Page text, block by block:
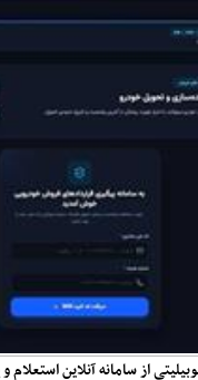
از سامانه آنلاین